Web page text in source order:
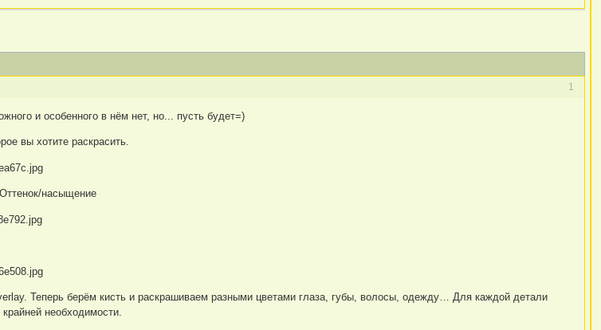
1
и особенного в нём нет, но... пусть будет=)
вы хотите раскрасить.
насыщение
Теперь берём кисть ираскрашиваем разными цветами глаза, губы, волосы, одежду… Для каждой детали
необходимости.